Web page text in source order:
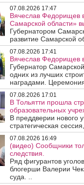
07.08.2026 17:47
Вячеслав Федорищев
Самарской области»
Губернатором
развитие Самарской
07.08.2026 17:41
Вячеслав Федорищев
Губернатор
одних из лучших
наградами.
07.08.2026 17:01
В Тольятти прошла
образовательных
В преддверии нового
стратегическая
07.08.2026 16:49
(видео) Сообщники
следствия.
Ряд фигурантов
блогерши Валерии
суда. ..